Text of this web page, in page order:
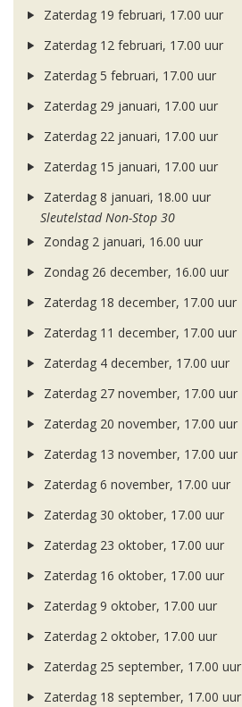
Zaterdag 19 februari, 17.00 uur
Zaterdag 12 februari, 17.00 uur
Zaterdag 5 februari, 17.00 uur
Zaterdag 29 januari, 17.00 uur
Zaterdag 22 januari, 17.00 uur
Zaterdag 15 januari, 17.00 uur
Zaterdag 8 januari, 18.00 uur
Sleutelstad Non-Stop 30
Zondag 2 januari, 16.00 uur
Zondag 26 december, 16.00 uur
Zaterdag 18 december, 17.00 uur
Zaterdag 11 december, 17.00 uur
Zaterdag 4 december, 17.00 uur
Zaterdag 27 november, 17.00 uur
Zaterdag 20 november, 17.00 uur
Zaterdag 13 november, 17.00 uur
Zaterdag 6 november, 17.00 uur
Zaterdag 30 oktober, 17.00 uur
Zaterdag 23 oktober, 17.00 uur
Zaterdag 16 oktober, 17.00 uur
Zaterdag 9 oktober, 17.00 uur
Zaterdag 2 oktober, 17.00 uur
Zaterdag 25 september, 17.00 uur
Zaterdag 18 september, 17.00 uur